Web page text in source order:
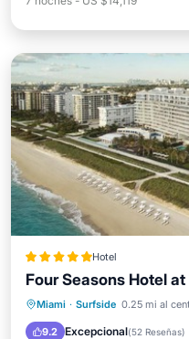
Hotel
Four Seasons Hotel
Miami · Surfside 0.25 mi al
9.2 Excepcional(52 Reseñas)
Frente al mar
Desayuno
Estación de carga